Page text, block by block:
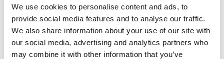
We use cookies to personalise content and ads, to
provide social media features and to analyse our traffic.
We also share information about your use of our site with
our social media, advertising and analytics partners who
may combine it with other information that you’ve
Stati uniti hanno avuto un rapporto forte e stabile con il
popolo e il governo (in esilio) del Dalai Lama.
I cinesi vedono il Tibet come una questione di sicurezza
nazionale e considerano il supporto dato al “Tibet